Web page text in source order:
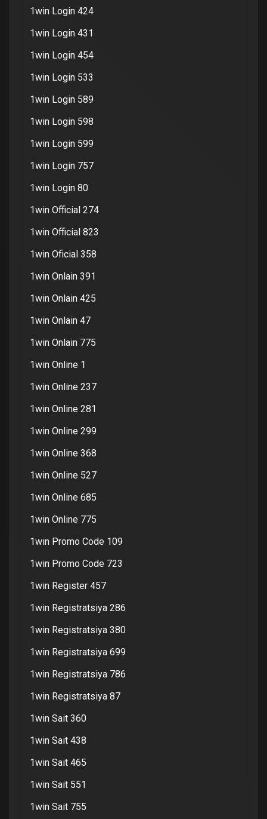
1win Login 424
1win Login 431
1win Login 454
1win Login 533
1win Login 589
1win Login 598
1win Login 599
1win Login 757
1win Login 80
1win Official 274
1win Official 823
1win Oficial 358
1win Onlain 391
1win Onlain 425
1win Onlain 47
1win Onlain 775
1win Online 1
1win Online 237
1win Online 281
1win Online 299
1win Online 368
1win Online 527
1win Online 685
1win Online 775
1win Promo Code 109
1win Promo Code 723
1win Register 457
1win Registratsiya 286
1win Registratsiya 380
1win Registratsiya 699
1win Registratsiya 786
1win Registratsiya 87
1win Sait 360
1win Sait 438
1win Sait 465
1win Sait 551
1win Sait 755